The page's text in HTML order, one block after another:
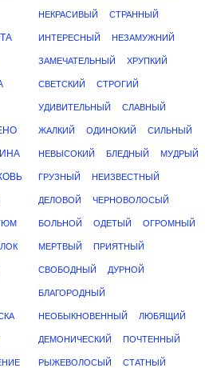
НЕКРАСИВЫЙ СТРАННЫЙ
ИНТЕРЕСНЫЙ НЕЗАМУЖНИЙ
ЗАМЕЧАТЕЛЬНЫЙ ХРУПКИЙ
СВЕТСКИЙ СТРОГИЙ
УДИВИТЕЛЬНЫЙ СЛАВНЫЙ
ЖАЛКИЙ ОДИНОКИЙ СИЛЬНЫЙ
НЕВЫСОКИЙ БЛЕДНЫЙ МУДРЫЙ
ГРУЗНЫЙ НЕИЗВЕСТНЫЙ
ДЕЛОВОЙ ЧЕРНОВОЛОСЫЙ
БОЛЬНОЙ ОДЕТЫЙ ОГРОМНЫЙ
МЕРТВЫЙ ПРИЯТНЫЙ
СВОБОДНЫЙ ДУРНОЙ
БЛАГОРОДНЫЙ
НЕОБЫКНОВЕННЫЙ ЛЮБЯЩИЙ
ДЕМОНИЧЕСКИЙ ПОЧТЕННЫЙ
РЫЖЕВОЛОСЫЙ СТАТНЫЙ